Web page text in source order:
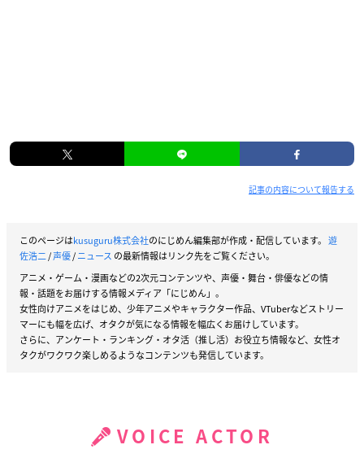
記事の内容について報告する
このページはkusuguru株式会社のにじめん編集部が作成・配信しています。 遊
佐浩二/声優/ニュース の最新情報はリンク先をご覧ください。
アニメ・ゲーム・漫画などの2次元コンテンツや、声優・舞台・俳優などの情
報・話題をお届けする情報メディア「にじめん」。
女性向けアニメをはじめ、少年アニメやキャラクター作品、VTuberなどストリー
マーにも幅を広げ、オタクが気になる情報を幅広くお届けしています。
さらに、アンケート・ランキング・オタ活（推し活）お役立ち情報など、女性オ
タクがワクワク楽しめるようなコンテンツも発信しています。
VOICE ACTOR